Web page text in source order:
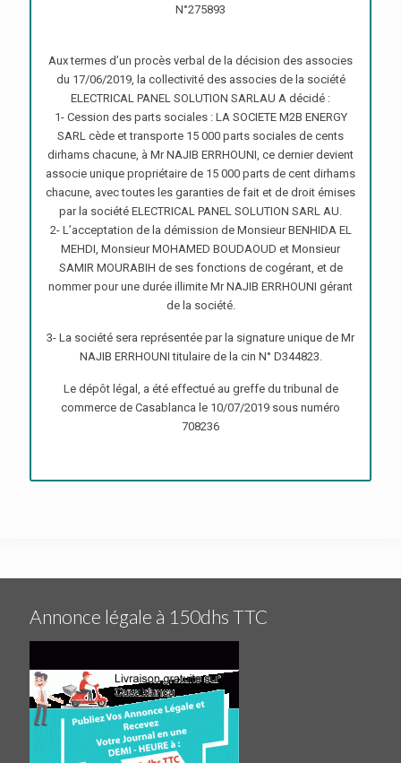
N°275893
Aux termes d’un procès verbal de la décision des associes
du 17/06/2019, la collectivité des associes de la société
ELECTRICAL PANEL SOLUTION SARLAU A décidé :
1- Cession des parts sociales : LA SOCIETE M2B ENERGY
SARL cède et transporte 15 000 parts sociales de cents
dirhams chacune, à Mr NAJIB ERRHOUNI, ce dernier devient
associe unique propriétaire de 15 000 parts de cent dirhams
chacune, avec toutes les garanties de fait et de droit émises
par la société ELECTRICAL PANEL SOLUTION SARL AU.
2- L’acceptation de la démission de Monsieur BENHIDA EL
MEHDI, Monsieur MOHAMED BOUDAOUD et Monsieur
SAMIR MOURABIH de ses fonctions de cogérant, et de
nommer pour une durée illimite Mr NAJIB ERRHOUNI gérant
de la société.
3- La société sera représentée par la signature unique de Mr
NAJIB ERRHOUNI titulaire de la cin N° D344823.
Le dépôt légal, a été effectué au greffe du tribunal de
commerce de Casablanca le 10/07/2019 sous numéro
708236
Annonce légale à 150dhs TTC